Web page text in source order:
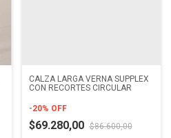
CALZA LARGA VERNA SUPPLEX
CON RECORTES CIRCULAR
-20% OFF
$69.280,00 $86.600,00